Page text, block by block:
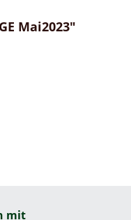
Mai2023"
mit